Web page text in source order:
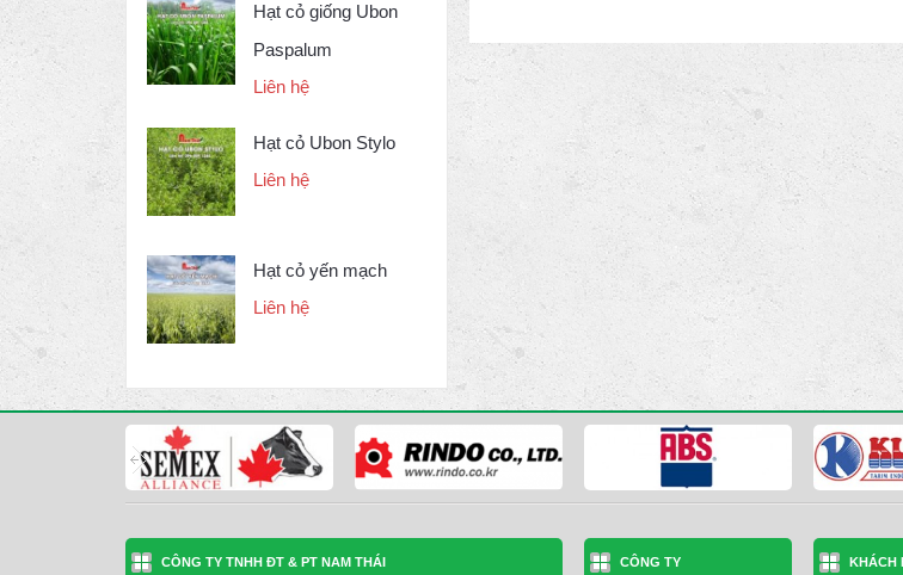
Hạt cỏ giống Ubon
Paspalum
Liên hệ
Hạt cỏ Ubon Stylo
Liên hệ
Hạt cỏ yến mạch
Liên hệ
CÔNG TY TNHH ĐT & PT NAM THÁI CÔNG TY KHÁCH